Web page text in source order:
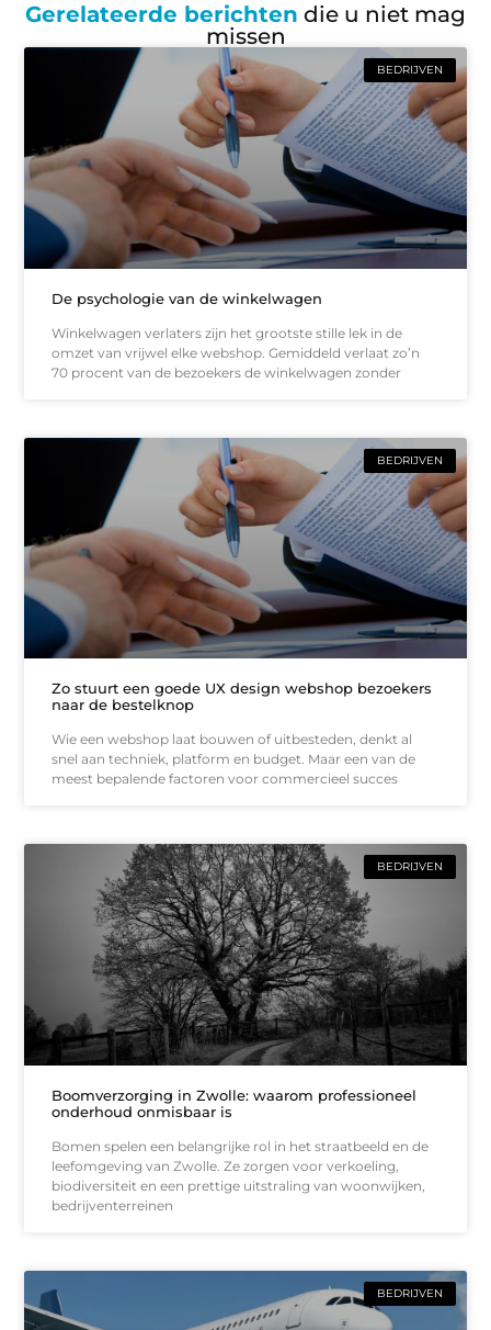
Gerelateerde berichten die u niet mag
missen
BEDRIJVEN
De psychologie van de winkelwagen
Winkelwagen verlaters zijn het grootste stille lek in de
omzet van vrijwel elke webshop. Gemiddeld verlaat zo’n
70 procent van de bezoekers de winkelwagen zonder
BEDRIJVEN
Zo stuurt een goede UX design webshop bezoekers
naar de bestelknop
Wie een webshop laat bouwen of uitbesteden, denkt al
snel aan techniek, platform en budget. Maar een van de
meest bepalende factoren voor commercieel succes
BEDRIJVEN
Boomverzorging in Zwolle: waarom professioneel
onderhoud onmisbaar is
Bomen spelen een belangrijke rol in het straatbeeld en de
leefomgeving van Zwolle. Ze zorgen voor verkoeling,
biodiversiteit en een prettige uitstraling van woonwijken,
bedrijventerreinen
BEDRIJVEN